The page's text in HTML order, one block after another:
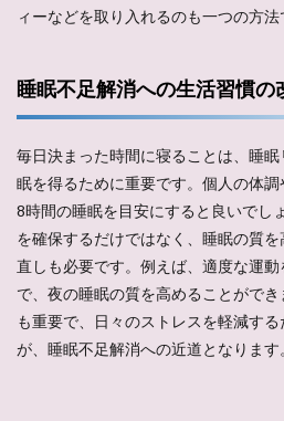
ィーなどを取り入れるのも一つの方法
睡眠不足解消への生活習慣の
毎日決まった時間に寝ることは、睡
眠を得るために重要です。個人の体
8時間の睡眠を目安にすると良いでし
を確保するだけではなく、睡眠の質
直しも必要です。例えば、適度な運
で、夜の睡眠の質を高めることがで
も重要で、日々のストレスを軽減す
が、睡眠不足解消への近道となります